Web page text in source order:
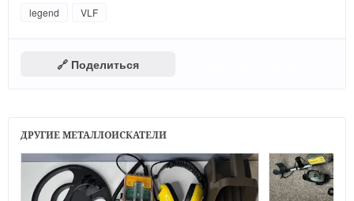
legend
VLF
🔗 Поделиться
ДРУГИЕ МЕТАЛЛОИСКАТЕЛИ